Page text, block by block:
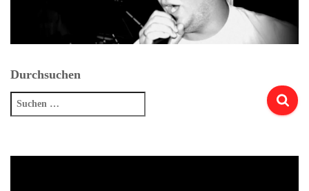
Durchsuchen
Suchen
nach: